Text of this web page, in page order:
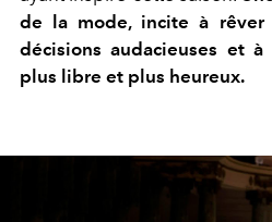
de la mode, incite à rêver
décisions audacieuses et
plus libre et plus heureux.